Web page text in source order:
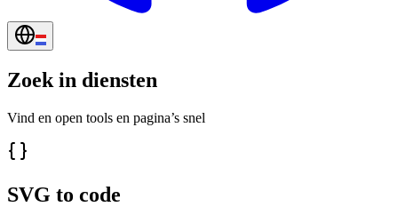
Zoek in diensten
Vind en open tools en pagina’s snel
SVG to code